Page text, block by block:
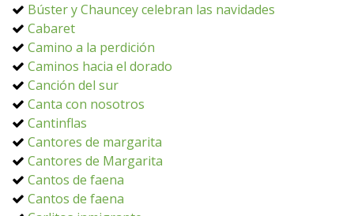
Búster y Chauncey celebran las navidades
Cabaret
Camino a la perdición
Caminos hacia el dorado
Canción del sur
Canta con nosotros
Cantinflas
Cantores de margarita
Cantores de Margarita
Cantos de faena
Cantos de faena